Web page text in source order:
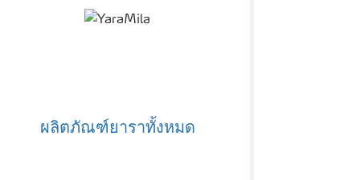
ผลิตภัณฑ์ยาราทั้งหมด